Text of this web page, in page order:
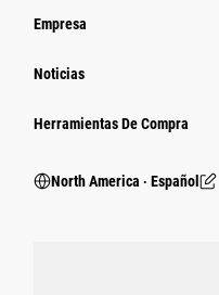
Empresa
Noticias
Herramientas De Compra
North America ‧ Español